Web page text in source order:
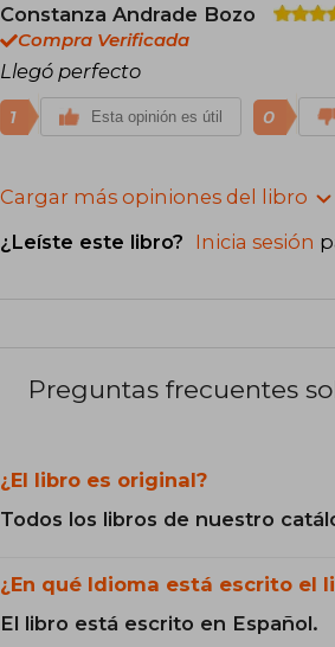
Constanza Andrade Bozo
Compra Verificada
Llegó perfecto
1 Esta opinión es útil 0
Cargar más opiniones del libro
¿Leíste este libro? Inicia sesión
Preguntas frecuentes
¿El libro es original?
Todos los libros de nuestro
¿En qué Idioma está escrito el
El libro está escrito en Español.